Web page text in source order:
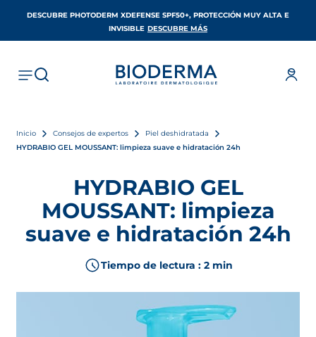
DESCUBRE PHOTODERM XDEFENSE SPF50+, PROTECCIÓN MUY ALTA E
INVISIBLE DESCUBRE MÁS
Inicio Consejos de expertos
Piel deshidratada
HYDRABIO GEL MOUSSANT: limpieza suave e hidratación 24h
HYDRABIO GEL
MOUSSANT: limpieza
suave e hidratación 24h
Tiempo de lectura : 2 min